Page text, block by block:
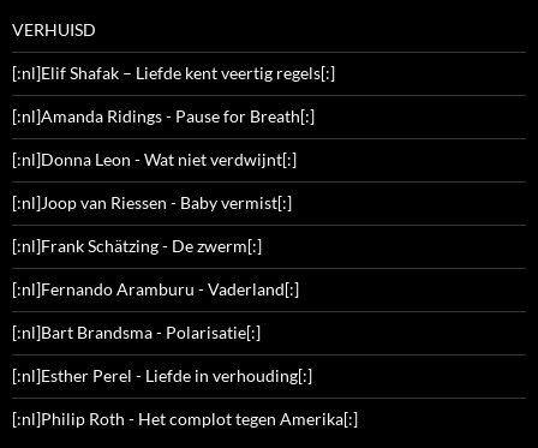
VERHUISD
[:nl]Elif Shafak – Liefde kent veertig regels[:]
[:nl]Amanda Ridings - Pause for Breath[:]
[:nl]Donna Leon - Wat niet verdwijnt[:]
[:nl]Joop van Riessen - Baby vermist[:]
[:nl]Frank Schätzing - De zwerm[:]
[:nl]Fernando Aramburu - Vaderland[:]
[:nl]Bart Brandsma - Polarisatie[:]
[:nl]Esther Perel - Liefde in verhouding[:]
[:nl]Philip Roth - Het complot tegen Amerika[:]